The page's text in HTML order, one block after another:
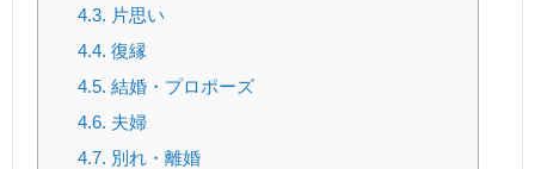
4.3. 片思い
4.4. 復縁
4.5. 結婚・プロポーズ
4.6. 夫婦
4.7. 別れ・離婚